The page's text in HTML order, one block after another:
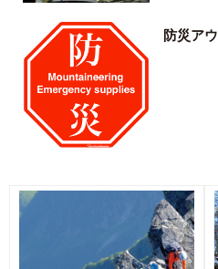
BELAY FARM
Japan